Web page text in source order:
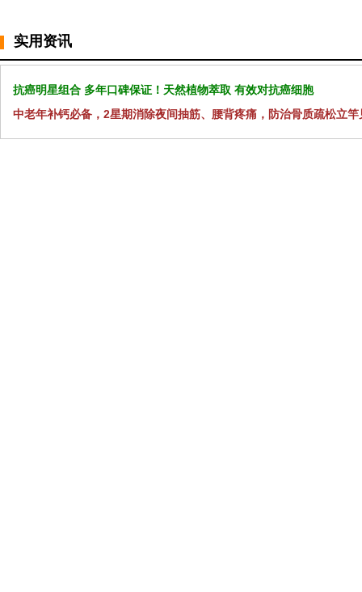
实用资讯
抗癌明星组合 多年口碑保证！天然植物萃取 有效对抗癌细胞
中老年补钙必备，2星期消除夜间抽筋、腰背疼痛，防治骨质疏松立竿